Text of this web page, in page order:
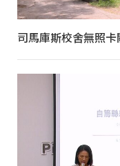
司馬庫斯校舍無照